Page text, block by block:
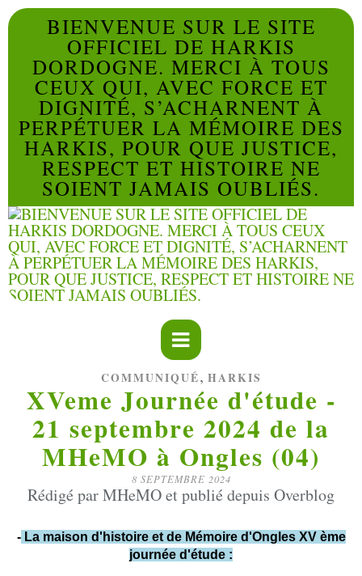
BIENVENUE SUR LE SITE
OFFICIEL DE HARKIS
DORDOGNE. MERCI À TOUS
CEUX QUI, AVEC FORCE ET
DIGNITÉ, S’ACHARNENT À
PERPÉTUER LA MÉMOIRE DES
HARKIS, POUR QUE JUSTICE,
RESPECT ET HISTOIRE NE
SOIENT JAMAIS OUBLIÉS.
COMMUNIQUÉ, HARKIS
XVeme Journée d'étude -
21 septembre 2024 de la
MHeMO à Ongles (04)
8 SEPTEMBRE 2024
Rédigé par MHeMO et publié depuis Overblog
-La maison d'histoire et de Mémoire d'Ongles XV ème
journée d'étude :